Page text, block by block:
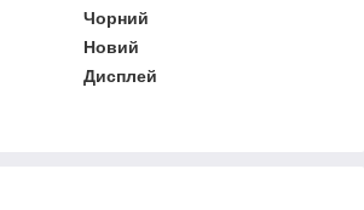
Чорний
Новий
Дисплей